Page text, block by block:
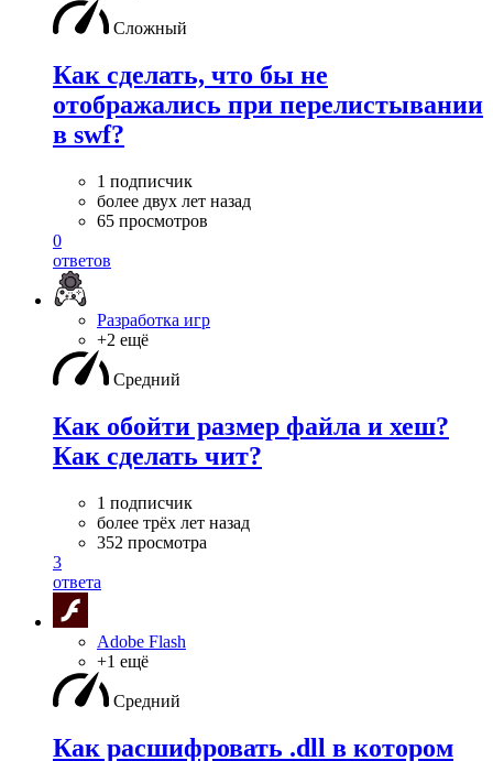
Сложный
Как сделать, что бы не
отображались при перелистывании
в swf?
1 подписчик
более двух лет назад
65 просмотров
0
ответов
Разработка игр
+2 ещё
Средний
Как обойти размер файла и хеш?
Как сделать чит?
1 подписчик
более трёх лет назад
352 просмотра
3
ответа
Adobe Flash
+1 ещё
Средний
Как расшифровать .dll в котором